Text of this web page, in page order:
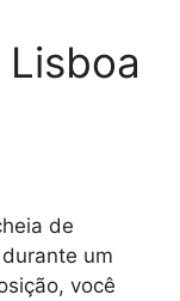
Lisboa
de
um
você